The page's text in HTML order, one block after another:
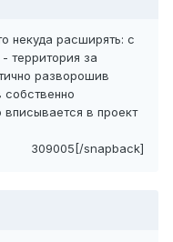
некуда расширять: с
территория за
разворошив
в проект
309005[/snapback]